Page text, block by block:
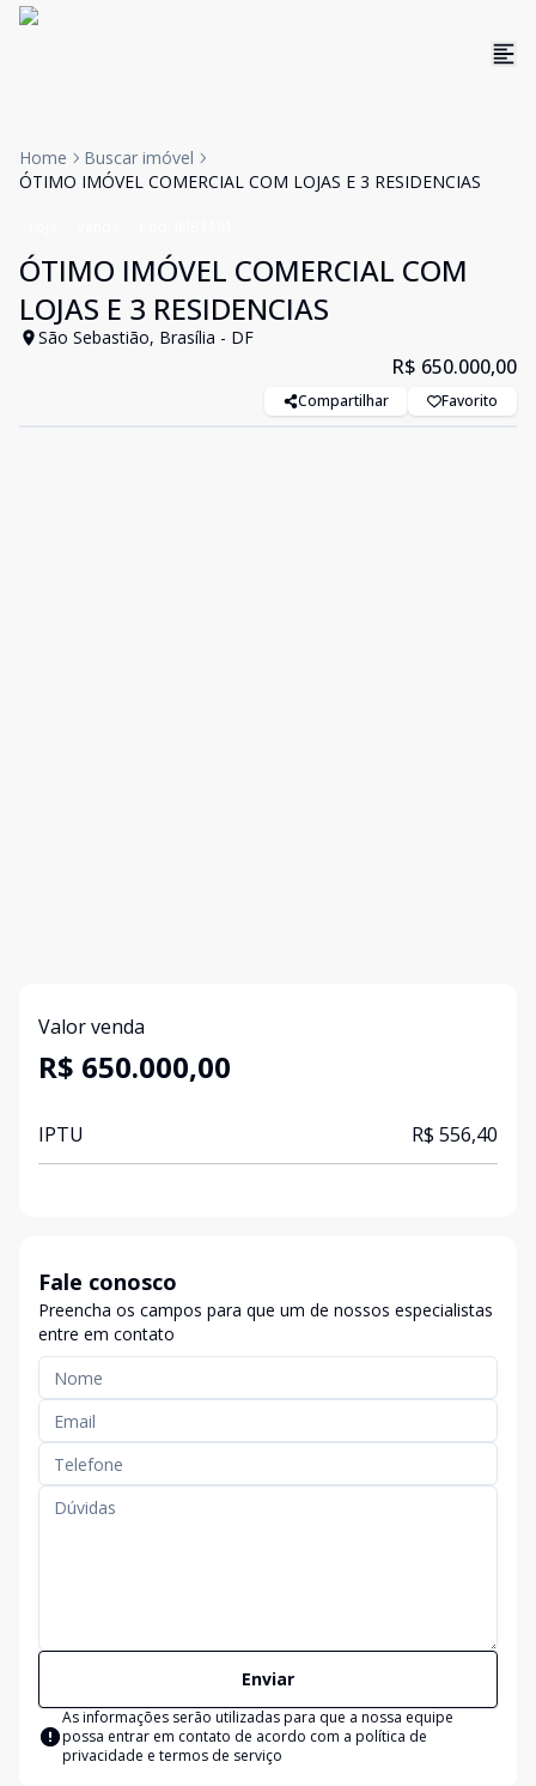
Home
Buscar imóvel
ÓTIMO IMÓVEL COMERCIAL COM LOJAS E 3 RESIDENCIAS
ÓTIMO IMÓVEL COMERCIAL COM
LOJAS E 3 RESIDENCIAS
São Sebastião, Brasília - DF
R$ 650.000,00
Compartilhar Favorito
Valor venda
R$ 650.000,00
IPTU R$ 556,40
Fale conosco
Preencha os campos para que um de nossos especialistas
entre em contato
Enviar
As informações serão utilizadas para que a nossa equipe
possa entrar em contato de acordo com a política de
privacidade e termos de serviço